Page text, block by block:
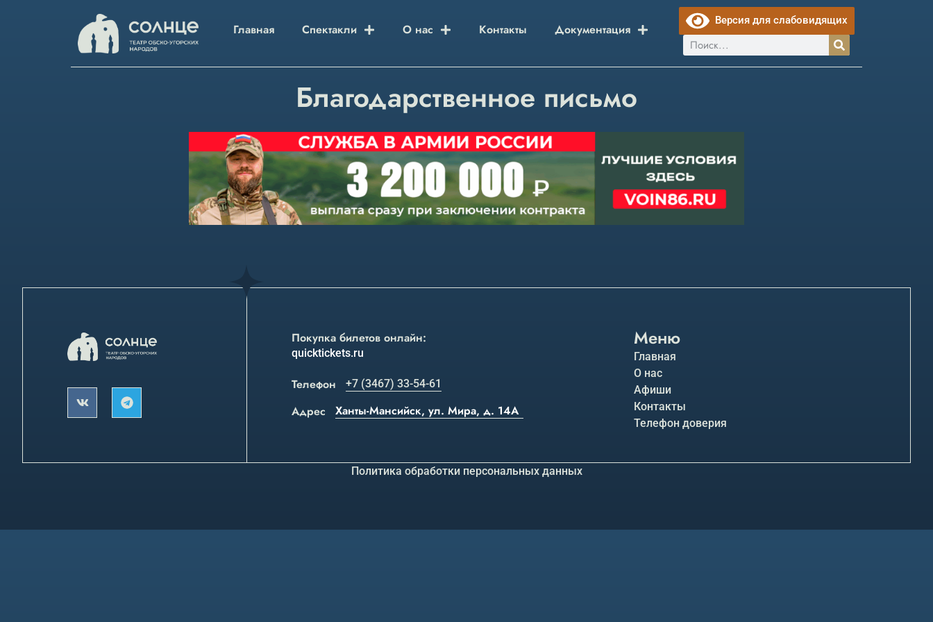
Главная Спектакли О нас Контакты Документация
Версия для слабовидящих
Благодарственное письмо
Покупка билетов онлайн:
quicktickets.ru
Телефон +7 (3467) 33-54-61
Адрес Ханты-Мансийск, ул. Мира, д. 14А
Меню
Главная
О нас
Афиши
Контакты
Телефон доверия
Политика обработки персональных данных